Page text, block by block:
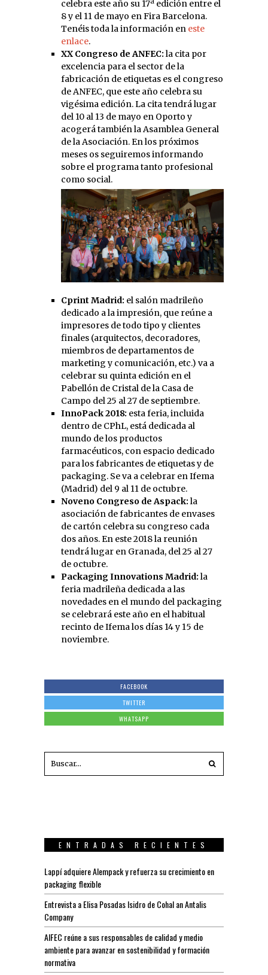
celebra este año su 17ª edición entre el
8 y el 11 de mayo en Fira Barcelona.
Tenéis toda la información en este
enlace.
XX Congreso de ANFEC:la cita por
excelencia para el sector de la
fabricación de etiquetas es el congreso
de ANFEC, que este año celebra su
vigésima edición. La cita tendrá lugar
del 10 al 13 de mayo en Oporto y
acogerá también la Asamblea General
de la Asociación. En los próximos
meses os seguiremos informando
sobre el programa tanto profesional
como social.
Cprint Madrid: el salón madrileño
dedicado a la impresión, que reúne a
impresores de todo tipo y clientes
finales (arquitectos, decoradores,
miembros de departamentos de
marketing y comunicación, etc.) va a
celebrar su quinta edición en el
Pabellón de Cristal de la Casa de
Campo del 25 al 27 de septiembre.
InnoPack 2018: esta feria, incluida
dentro de CPhL, está dedicada al
mundo de los productos
farmacéuticos, con espacio dedicado
para los fabricantes de etiquetas y de
packaging. Se va a celebrar en Ifema
(Madrid) del 9 al 11 de octubre.
Noveno Congreso de Aspack:la
asociación de fabricantes de envases
de cartón celebra su congreso cada
dos años. En este 2018 la reunión
tendrá lugar en Granada, del 25 al 27
de octubre.
Packaging Innovations Madrid:la
feria madrileña dedicada a las
novedades en el mundo del packaging
se celebrará este año en el habitual
recinto de Ifema los días 14 y 15 de
noviembre.
FACEBOOK
TWITTER
WHATSAPP
ENTRADAS RECIENTES
Lappí adquiere Alempack y refuerza su crecimiento en
packaging flexible
Entrevista a Elisa Posadas Isidro de Cohal an Antalis
Company
AIFEC reúne a sus responsables de calidad y medio
ambiente para avanzar en sostenibilidad y formación
normativa